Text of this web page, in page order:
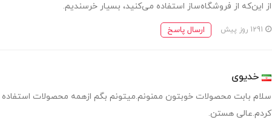
از این‌که از فروشگاه‌ساز استفاده می‌کنید، بسیار خرسندیم.
ارسال پاسخ
خدیوی
سلام بابت محصولات خوبتون ممنونم.ميتونم بگم ازهمه محصولات استفاده
کردم.عالی هستن.